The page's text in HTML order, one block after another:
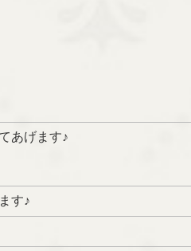
あげます♪
す♪